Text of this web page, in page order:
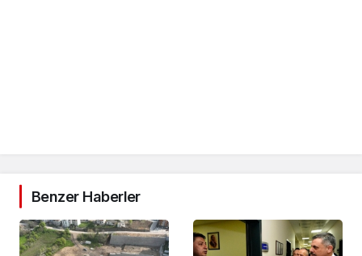
Benzer Haberler